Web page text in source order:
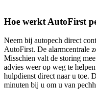
Hoe werkt AutoFirst
Neem bij autopech direct
AutoFirst. De alarmcentrale
Misschien valt de storing
advies weer op weg te
hulpdienst direct naar u toe.
minuten bij u om u van